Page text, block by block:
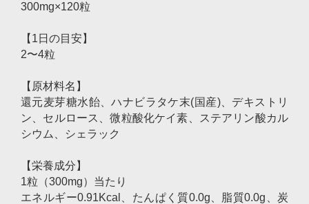
300mg×120粒
【1日の目安】
2〜4粒
【原材料名】
還元麦芽糖水飴、ハナビラタケ末(国産)、デキストリ
ン、セルロース、微粒酸化ケイ素、ステアリン酸カル
シウム、シェラック
【栄養成分】
1粒（300mg）当たり
エネルギー0.91Kcal、たんぱく質0.0g、脂質0.0g、炭